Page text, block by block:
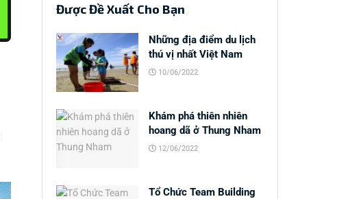
Được Đề Xuất Cho Bạn
Những địa điểm du lịch
thú vị nhất Việt Nam
10/06/2022
Khám phá thiên nhiên
hoang dã ở Thung Nham
12/06/2022
Tổ Chức Team Building